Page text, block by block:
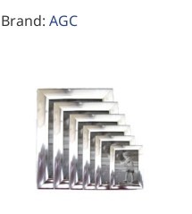
Brand: AGC